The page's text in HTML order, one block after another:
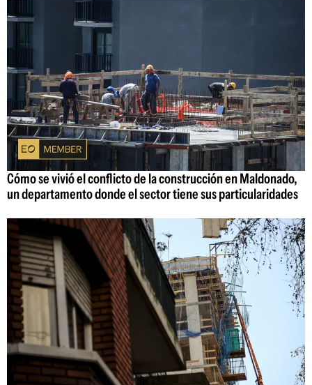
Cómo se vivió el conflicto de la construcción en Maldonado,
un departamento donde el sector tiene sus particularidades